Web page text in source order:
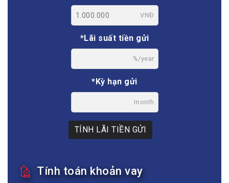
VNĐ
*Lãi suất tiền gửi
%/year
*Kỳ hạn gửi
month
TÍNH LÃI TIỀN GỬI
Tính toán khoản vay